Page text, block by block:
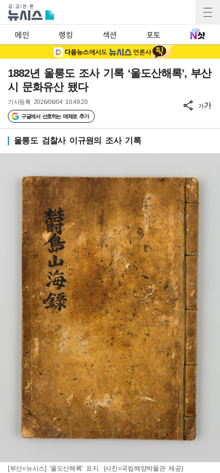
메인 랭킹 섹션 포토
1882년 울릉도 조사 기록 ‘울도산해록’, 부산
시 문화유산 됐다
기사등록 2026/06/04 10:49:20
구글에서 선호하는 매체로 추가
가가
울릉도 검찰사 이규원의 조사 기록
[부산=뉴시스] '울도산해록' 표지. (사진=국립해양박물관 제공)